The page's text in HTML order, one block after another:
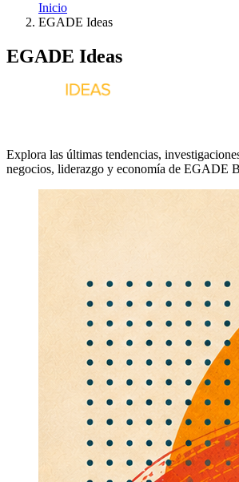
Inicio
EGADE Ideas
EGADE Ideas
Explora las últimas tendencias,
negocios, liderazgo y economía de EGADE